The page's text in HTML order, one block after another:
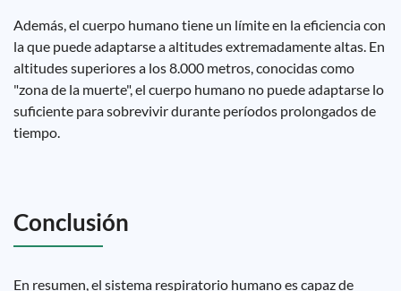
Además, el cuerpo humano tiene un límite en la eficiencia con
la que puede adaptarse a altitudes extremadamente altas. En
altitudes superiores a los 8.000 metros, conocidas como
"zona de la muerte", el cuerpo humano no puede adaptarse lo
suficiente para sobrevivir durante períodos prolongados de
tiempo.
Conclusión
En resumen, el sistema respiratorio humano es capaz de